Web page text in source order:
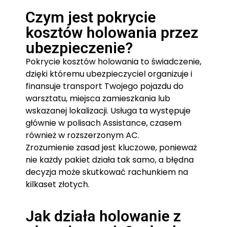
Czym jest pokrycie
kosztów holowania przez
ubezpieczenie?
Pokrycie kosztów holowania to świadczenie,
dzięki któremu ubezpieczyciel organizuje i
finansuje transport Twojego pojazdu do
warsztatu, miejsca zamieszkania lub
wskazanej lokalizacji. Usługa ta występuje
głównie w polisach Assistance, czasem
również w rozszerzonym AC.
Zrozumienie zasad jest kluczowe, ponieważ
nie każdy pakiet działa tak samo, a błędna
decyzja może skutkować rachunkiem na
kilkaset złotych.
Jak działa holowanie z